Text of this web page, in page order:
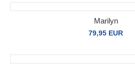
Marilyn
79,95 EUR